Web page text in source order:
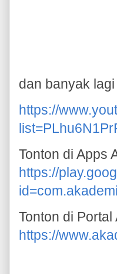
dan banyak lagi
https://
Tonton di Apps
https://
Tonton di Portal
https://